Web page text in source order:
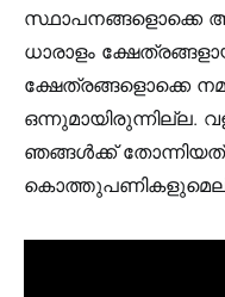
സ്ഥാപനങ്ങളൊക്കെ
ധാരാളം
ക്ഷേത്രങ്ങളൊക്കെ
ഒന്നുമായിരുന്നില്ല.
ഞങ്ങൾക്ക്